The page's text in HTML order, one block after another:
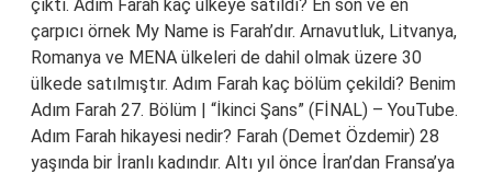
çıktı. Adım Farah kaç ülkeye satıldı? En son ve en
çarpıcı örnek My Name is Farah’dır. Arnavutluk, Litvanya,
Romanya ve MENA ülkeleri de dahil olmak üzere 30
ülkede satılmıştır. Adım Farah kaç bölüm çekildi? Benim
Adım Farah 27. Bölüm | “İkinci Şans” (FİNAL) – YouTube.
Adım Farah hikayesi nedir? Farah (Demet Özdemir) 28
yaşında bir İranlı kadındır. Altı yıl önce İran’dan Fransa’ya